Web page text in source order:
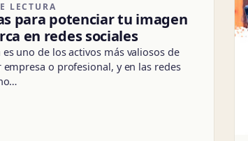
LECTURA
para potenciar tu imagen
en redes sociales
es uno de los activos más valiosos de
o profesional, y en las redes